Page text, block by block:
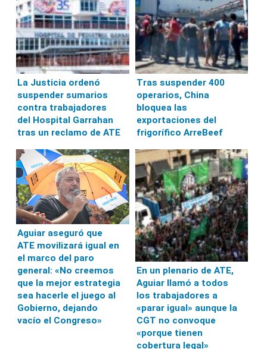
La Justicia ordenó
suspender sumarios
contra trabajadores
del Hospital Garrahan
tras un reclamo de ATE
Tras suspender 400
operarios, China
bloquea las
exportaciones del
frigorífico ArreBeef
Aguiar aseguró que
ATE movilizará igual en
el marco del paro
general: «No creemos
que la mejor estrategia
sea hacerle el juego al
Gobierno, dejando
vacío el Congreso»
En un plenario de ATE,
Aguiar llamó a todos
los trabajadores a
«parar igual» aunque la
CGT no convoque
«porque tienen
cobertura legal»